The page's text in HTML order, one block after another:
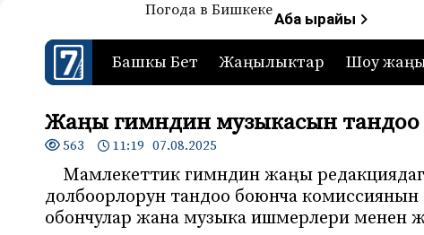
7-канал. Жаңылыктар —
Жаңылыктар — Кыргызстан
Погода в БишкекеАба ырайы
Башкы Бет Жаңылыктар Шоу
Жаңы гимндин музыкасын
563 11:19 07.08.2025
Мамлекеттик гимндин жаңы
долбоорлорун тандоо боюнча
обончулар жана музыка ишмерлери менен